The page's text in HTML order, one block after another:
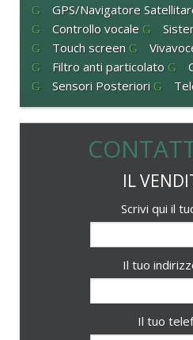
GPS/Navigatore
Controllo vocale
Touch screen
Filtro anti particolato
Sensori Posteriori
IL
Scrivi qui il
Il tuo
Il tuo